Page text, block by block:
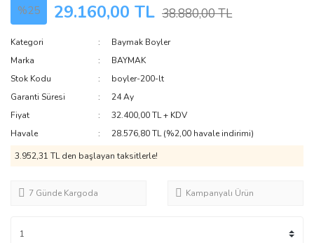
%25 29.160,00 TL 38.880,00 TL
Kategori
Baymak Boyler
Marka
BAYMAK
Stok Kodu
boyler-200-lt
Garanti Süresi
24 Ay
Fiyat
32.400,00 TL + KDV
Havale
28.576,80 TL (%2,00 havale indirimi)
3.952,31 TL den başlayan taksitlerle!
7 Günde Kargoda Kampanyalı Ürün